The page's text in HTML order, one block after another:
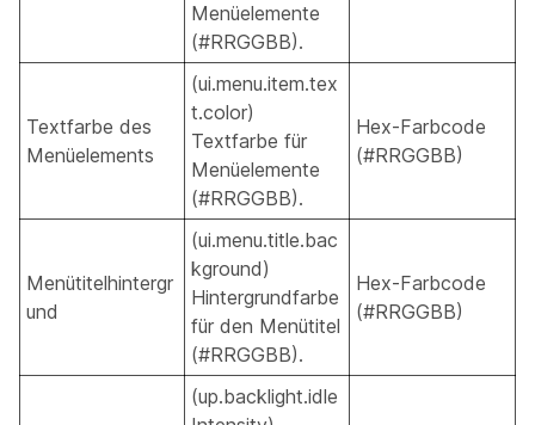
Menüelemente
(#RRGGBB).
Textfarbe des
Menüelements
(ui.menu.item.tex
t.color)
Textfarbe für
Menüelemente
(#RRGGBB).
Hex-Farbcode
(#RRGGBB)
Menütitelhintergr
und
(ui.menu.title.bac
kground)
Hintergrundfarbe
für den Menütitel
(#RRGGBB).
Hex-Farbcode
(#RRGGBB)
(up.backlight.idle